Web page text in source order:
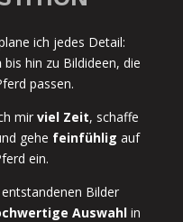
ich jedes Detail:
bis hin zu Bildideen, die
passen.
mirviel Zeit, schaffe
gehe feinfühligauf
ein.
Bilder
Auswahl in